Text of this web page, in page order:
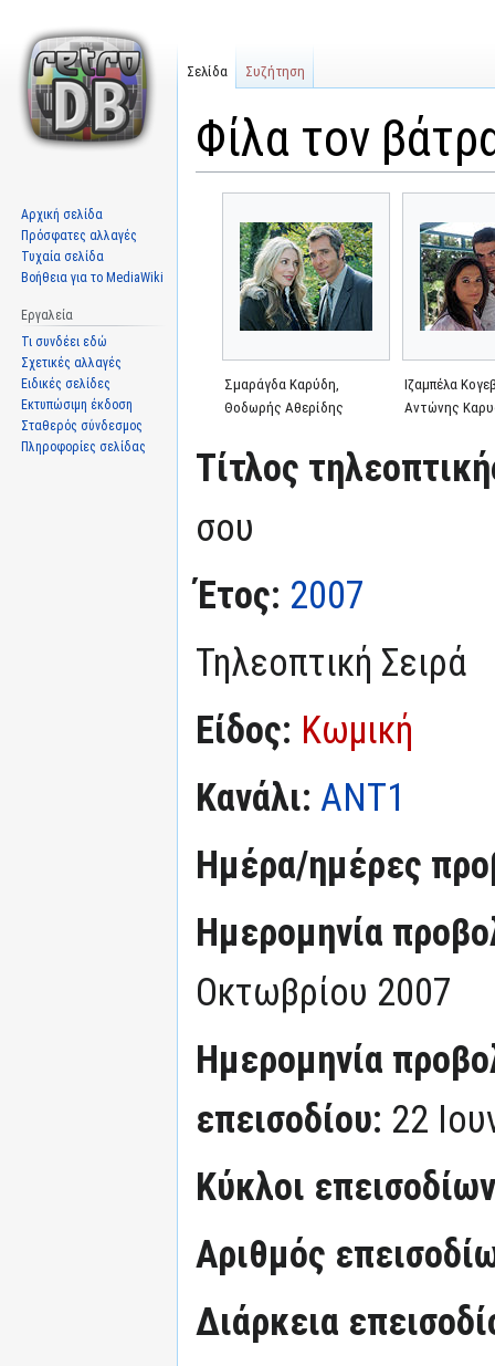
Φίλα τον
πλοήγηση
αναζήτηση
Σμαράγδα Καρύδη,
Θοδωρής Αθερίδης
Ιζαμπέλα
Αντώνης
Τίτλος
σου
Έτος: 2007
Τηλεοπτική Σειρά
Είδος: Κωμική
Κανάλι: ΑΝΤ1
Ημέρα/ημέρες
Ημερομηνία
Οκτωβρίου 2007
Ημερομηνία
επεισοδίου: 22
Κύκλοι
Αριθμός
Διάρκεια
Σελίδα Συζήτηση
Αρχική σελίδα
Πρόσφατες αλλαγές
Τυχαία σελίδα
Βοήθεια για το MediaWiki
Εργαλεία
Τι συνδέει εδώ
Σχετικές αλλαγές
Ειδικές σελίδες
Εκτυπώσιμη έκδοση
Σταθερός σύνδεσμος
Πληροφορίες σελίδας